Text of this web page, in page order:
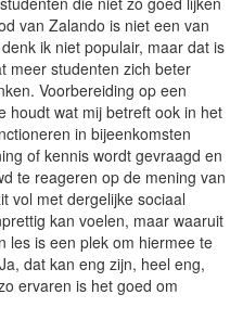
van Zalando is niet een van
ik niet populair, maar dat is
meer studenten zich beter
Voorbereiding op een
houdt wat mij betreft ook in het
in bijeenkomsten
of kennis wordt gevraagd en
te reageren op de mening van
vol met dergelijke sociaal
kan voelen, maar waaruit
les is een plek om hiermee te
dat kan eng zijn, heel eng,
ervaren is het goed om